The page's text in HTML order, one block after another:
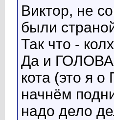
Виктор, не
были
Так что -
Да и ГОЛОВА
кота (это я
начнём
надо дело